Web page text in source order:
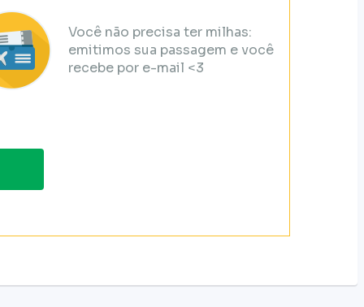
Você não precisa ter milhas:
emitimos sua passagem e você
recebe por e-mail <3